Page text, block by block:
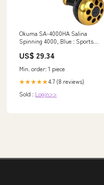
Okuma SA-4000HA Salina
Spinning 4000, Blue : Sports &
US$ 29.34
Min. order: 1 piece
★★★★★4.7 (8 reviews)
Sold : Login>>